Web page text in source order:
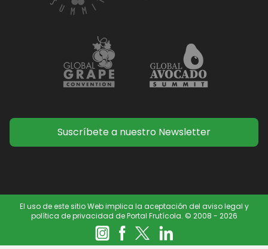
Suscríbete a nuestro Newsletter
El uso de este sitio Web implica la aceptación del aviso legal y
política de privacidad de Portal Frutícola. © 2008 - 2026